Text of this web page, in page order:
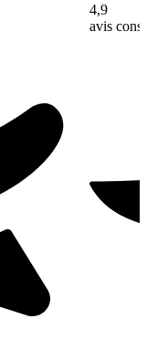
4,9
avis